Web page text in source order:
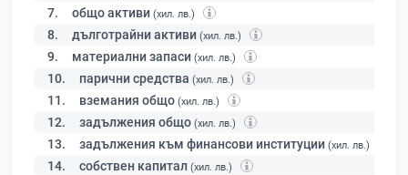
7. общо активи (хил. лв.)
8. дълготрайни активи (хил. лв.)
9. материални запаси (хил. лв.)
10. парични средства (хил. лв.)
11. вземания общо (хил. лв.)
12. задължения общо (хил. лв.)
13. задължения към финансови институции (хил. лв.)
14. собствен капитал (хил. лв.)